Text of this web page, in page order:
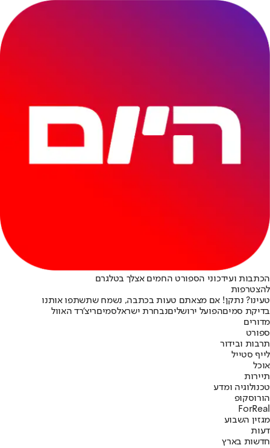
הכתבות ועידכוני הספורט החמים אצלך בטלגרם
להצטרפות
טעינו? נתקן! אם מצאתם טעות בכתבה, נשמח שתשתפו אותנו
בדיקת סמיםהפועל ירושליםנבחרת ישראלסמיםריצ'רד האוול
מדורים
ספורט
תרבות ובידור
לייף סטייל
אוכל
תיירות
טכנולוגיה ומדע
הורוסקופ
ForReal
מגזין השבוע
דעות
חדשות בארץ